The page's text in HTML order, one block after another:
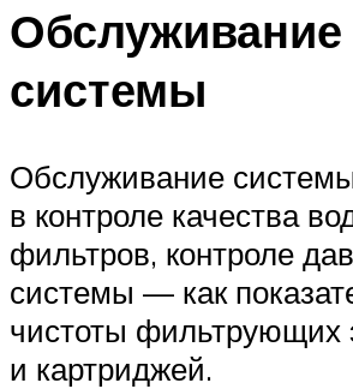
Обслуживание
системы
Обслуживание
в контроле качества
фильтров, контроле
системы — как
чистоты фильтрующих
и картриджей.